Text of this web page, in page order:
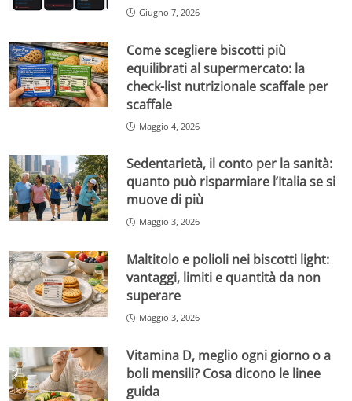
Giugno 7, 2026
Come scegliere biscotti più
equilibrati al supermercato: la
check-list nutrizionale scaffale per
scaffale
Maggio 4, 2026
Sedentarietà, il conto per la sanità:
quanto può risparmiare l’Italia se si
muove di più
Maggio 3, 2026
Maltitolo e polioli nei biscotti light:
vantaggi, limiti e quantità da non
superare
Maggio 3, 2026
Vitamina D, meglio ogni giorno o a
boli mensili? Cosa dicono le linee
guida